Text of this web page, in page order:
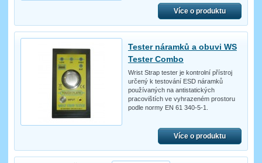
Více o produktu
Tester náramků a obuvi WS
Tester Combo
Wrist Strap tester je kontrolní přístroj
určený k testování ESD náramků
používaných na antistatických
pracovištích ve vyhrazeném prostoru
podle normy EN 61 340-5-1.
Více o produktu